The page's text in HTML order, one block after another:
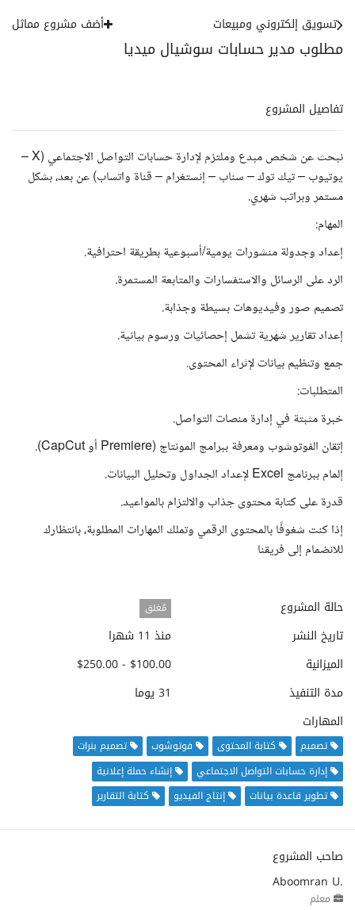
مطلوب مدير حسابات سوشيال ميديا
تسويق إلكتروني ومبيعات أضف مشروع مماثل
تفاصيل المشروع
نبحث عن شخص مبدع وملتزم لإدارة حسابات التواصل الاجتماعي (X –
يوتيوب – تيك توك – سناب – إنستغرام – قناة واتساب) عن بعد، بشكل
مستمر وبراتب شهري.
المهام:
إعداد وجدولة منشورات يومية/أسبوعية بطريقة احترافية.
الرد على الرسائل والاستفسارات والمتابعة المستمرة.
تصميم صور وفيديوهات بسيطة وجذابة.
إعداد تقارير شهرية تشمل إحصائيات ورسوم بيانية.
جمع وتنظيم بيانات لإثراء المحتوى.
المتطلبات:
خبرة مثبتة في إدارة منصات التواصل.
إتقان الفوتوشوب ومعرفة ببرامج المونتاج (Premiere أو CapCut).
إلمام ببرنامج Excel لإعداد الجداول وتحليل البيانات.
قدرة على كتابة محتوى جذاب والالتزام بالمواعيد.
إذا كنت شغوفًا بالمحتوى الرقمي وتملك المهارات المطلوبة، بانتظارك
للانضمام إلى فريقنا
حالة المشروع مُغلق
تاريخ النشر
منذ 11 شهرا
الميزانية
$100.00 - $250.00
مدة التنفيذ
31 يوما
المهارات
تصميم كتابة المحتوى فوتوشوب
تصميم بنرات
إدارة حسابات التواصل الاجتماعي
إنشاء حملة إعلانية
تطوير قاعدة بيانات
إنتاج الفيديو كتابة التقارير
صاحب المشروع
Aboomran U.
معلم